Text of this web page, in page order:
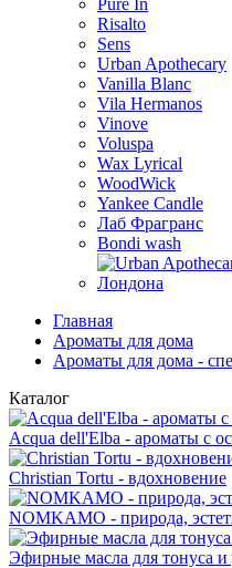
Pure In
Risalto
Sens
Urban Apothecary
Vanilla Blanc
Vila Hermanos
Vinove
Voluspa
Wax Lyrical
WoodWick
Yankee Candle
Лаб Фрагранс
Bondi wash
Главная
Ароматы для дома
Ароматы для дома -
Каталог
Acqua dell'Elba - ароматы с
Christian Tortu - вдохновение
NOMKAMO - природа,
Эфирные масла для тонуса и